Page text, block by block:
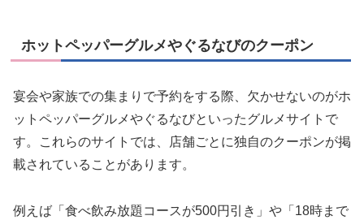
ホットペッパーグルメやぐるなびのクーポン
宴会や家族での集まりで予約をする際、欠かせないのがホ
ットペッパーグルメやぐるなびといったグルメサイトで
す。これらのサイトでは、店舗ごとに独自のクーポンが掲
載されていることがあります。
例えば「食べ飲み放題コースが500円引き」や「18時まで